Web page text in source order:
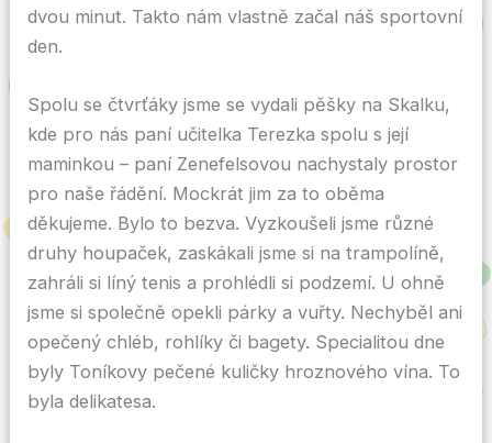
dvou minut. Takto nám vlastně začal náš sportovní
den.
Spolu se čtvrťáky jsme se vydali pěšky na Skalku,
kde pro nás paní učitelka Terezka spolu s její
maminkou – paní Zenefelsovou nachystaly prostor
pro naše řádění. Mockrát jim za to oběma
děkujeme. Bylo to bezva. Vyzkoušeli jsme různé
druhy houpaček, zaskákali jsme si na trampolíně,
zahráli si líný tenis a prohlédli si podzemí. U ohně
jsme si společně opekli párky a vuřty. Nechyběl ani
opečený chléb, rohlíky či bagety. Specialitou dne
byly Toníkovy pečené kuličky hroznového vína. To
byla delikatesa.